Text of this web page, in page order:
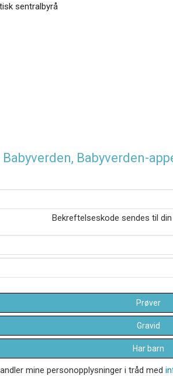
sentralbyrå
Babyverden-
Bekreftelseskode sendes til
Prøver
Gravid
Har barn
mine personopplysninger i tråd med